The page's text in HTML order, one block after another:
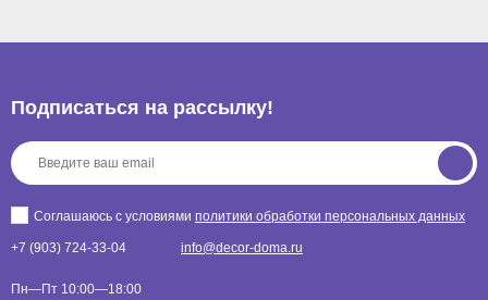
Подписаться на рассылкy!
Соглашаюсь с условиями политики обработки персональных данных
+7 (903) 724-33-04 info@decor-doma.ru
Пн—Пт 10:00—18:00